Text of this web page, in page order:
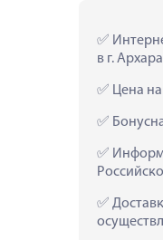
в г.
Цена